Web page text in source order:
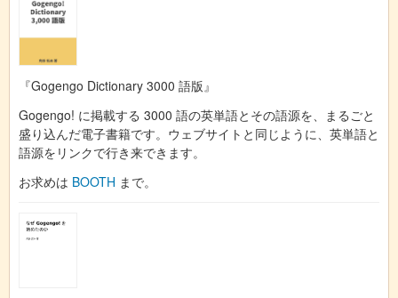
『Gogengo Dictionary 3000 語版』
Gogengo! に掲載する 3000 語の英単語とその語源を、まるごと
盛り込んだ電子書籍です。ウェブサイトと同じように、英単語と
語源をリンクで行き来できます。
お求めは BOOTH まで。